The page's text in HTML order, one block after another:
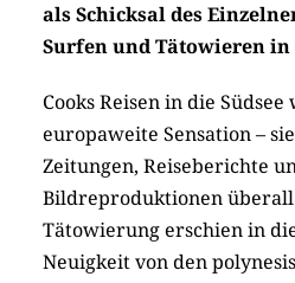
als Schicksal des
Surfen und Tätowieren in
Cooks Reisen in die
europaweite Sensation –
Zeitungen, Reiseberichte
Bildreproduktionen
Tätowierung erschien in
Neuigkeit von den